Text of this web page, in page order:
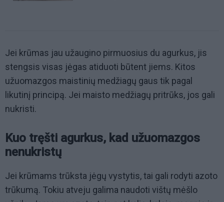
Jei krūmas jau užaugino pirmuosius du agurkus, jis
stengsis visas jėgas atiduoti būtent jiems. Kitos
užuomazgos maistinių medžiagų gaus tik pagal
likutinį principą. Jei maisto medžiagų pritrūks, jos gali
nukristi.
Kuo tręšti agurkus, kad užuomazgos
nenukristų
Jei krūmams trūksta jėgų vystytis, tai gali rodyti azoto
trūkumą. Tokiu atveju galima naudoti vištų mėšlo